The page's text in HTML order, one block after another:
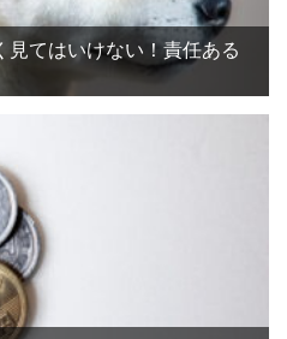
てはいけない！責任ある